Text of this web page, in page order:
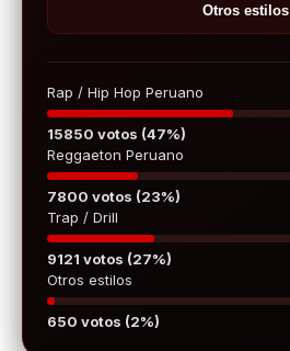
Otros estilos
Rap / Hip Hop Peruano
15850 votos (47%)
Reggaeton Peruano
7800 votos (23%)
Trap / Drill
9121 votos (27%)
Otros estilos
650 votos (2%)